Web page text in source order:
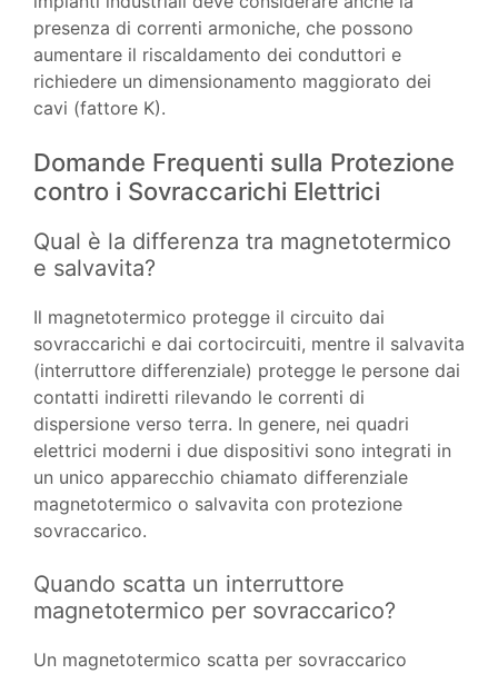
presenza di correnti armoniche, che possono
aumentare il riscaldamento dei conduttori e
richiedere un dimensionamento maggiorato dei
cavi (fattore K).
Domande Frequenti sulla Protezione
contro i Sovraccarichi Elettrici
Qual è la differenza tra magnetotermico
e salvavita?
Il magnetotermico protegge il circuito dai
sovraccarichi e dai cortocircuiti, mentre il salvavita
(interruttore differenziale) protegge le persone dai
contatti indiretti rilevando le correnti di
dispersione verso terra. In genere, nei quadri
elettrici moderni i due dispositivi sono integrati in
un unico apparecchio chiamato differenziale
magnetotermico o salvavita con protezione
sovraccarico.
Quando scatta un interruttore
magnetotermico per sovraccarico?
Un magnetotermico scatta per sovraccarico